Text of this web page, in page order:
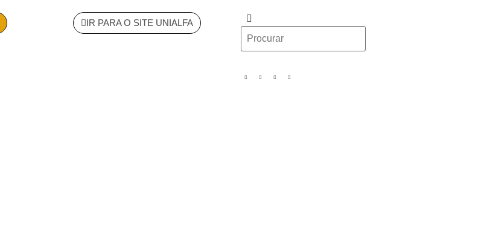
IR PARA O SITE UNIALFA